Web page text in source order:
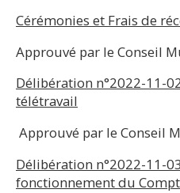
Cérémonies et Frais de
Approuvé par le Conseil
Délibération n°2022-11-
télétravail
Approuvé par le Conseil
Délibération n°2022-11-
fonctionnement du